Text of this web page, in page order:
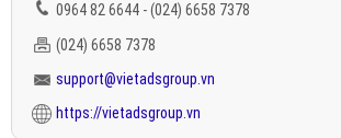
0964 82 6644 - (024) 6658 7378
(024) 6658 7378
support@vietadsgroup.vn
https://vietadsgroup.vn